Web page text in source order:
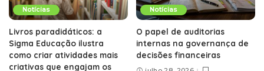
Notícias
Livros paradidáticos: a
Sigma Educação ilustra
como criar atividades mais
criativas que engajam os
Notícias
O papel de auditorias
internas na governança de
decisões financeiras